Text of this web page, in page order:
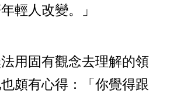
輕人改變。」
用固有觀念去理解的領
頗有心得：「你覺得跟